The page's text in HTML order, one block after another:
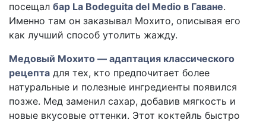
посещал бар La Bodeguita del Medio в Гаване.
Именно там он заказывал Мохито, описывая его
как лучший способ утолить жажду.
Медовый Мохито — адаптация классического
рецепта для тех, кто предпочитает более
натуральные и полезные ингредиенты появился
позже. Мед заменил сахар, добавив мягкость и
новые вкусовые оттенки. Этот коктейль быстро